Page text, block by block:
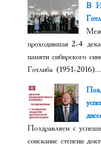
В
проходившая 2-4
памяти сибирского
Готлиба (1951-
Поздравляем с
соискание степени